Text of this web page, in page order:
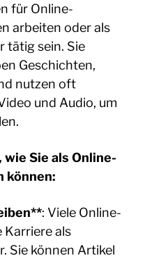
für Online-
arbeiten oder als
tätig sein. Sie
Geschichten,
nutzen oft
und Audio, um
Sie als Online-
können:
: Viele Online-
Karriere als
Sie können Artikel